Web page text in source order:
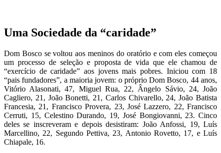
Uma Sociedade da “caridade”
Dom Bosco se voltou aos meninos do oratório e com eles começou
um processo de seleção e proposta de vida que ele chamou de
“exercício de caridade” aos jovens mais pobres. Iniciou com 18
“pais fundadores”, a maioria jovem: o próprio Dom Bosco, 44 anos,
Vitório Alasonati, 47, Miguel Rua, 22, Ângelo Sávio, 24, João
Cagliero, 21, João Bonetti, 21, Carlos Chivarello, 24, João Batista
Francesia, 21, Francisco Provera, 23, José Lazzero, 22, Francisco
Cerruti, 15, Celestino Durando, 19, José Bongiovanni, 23. Cinco
deles se inscreveram e depois desistiram: João Anfossi, 19, Luís
Marcellino, 22, Segundo Pettiva, 23, Antonio Rovetto, 17, e Luís
Chiapale, 16.